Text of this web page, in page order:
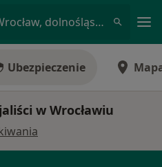
Cukrzyca Typu 1 • Wrocław, dolnośląskie
Ubezpieczenie
w Wrocławiu